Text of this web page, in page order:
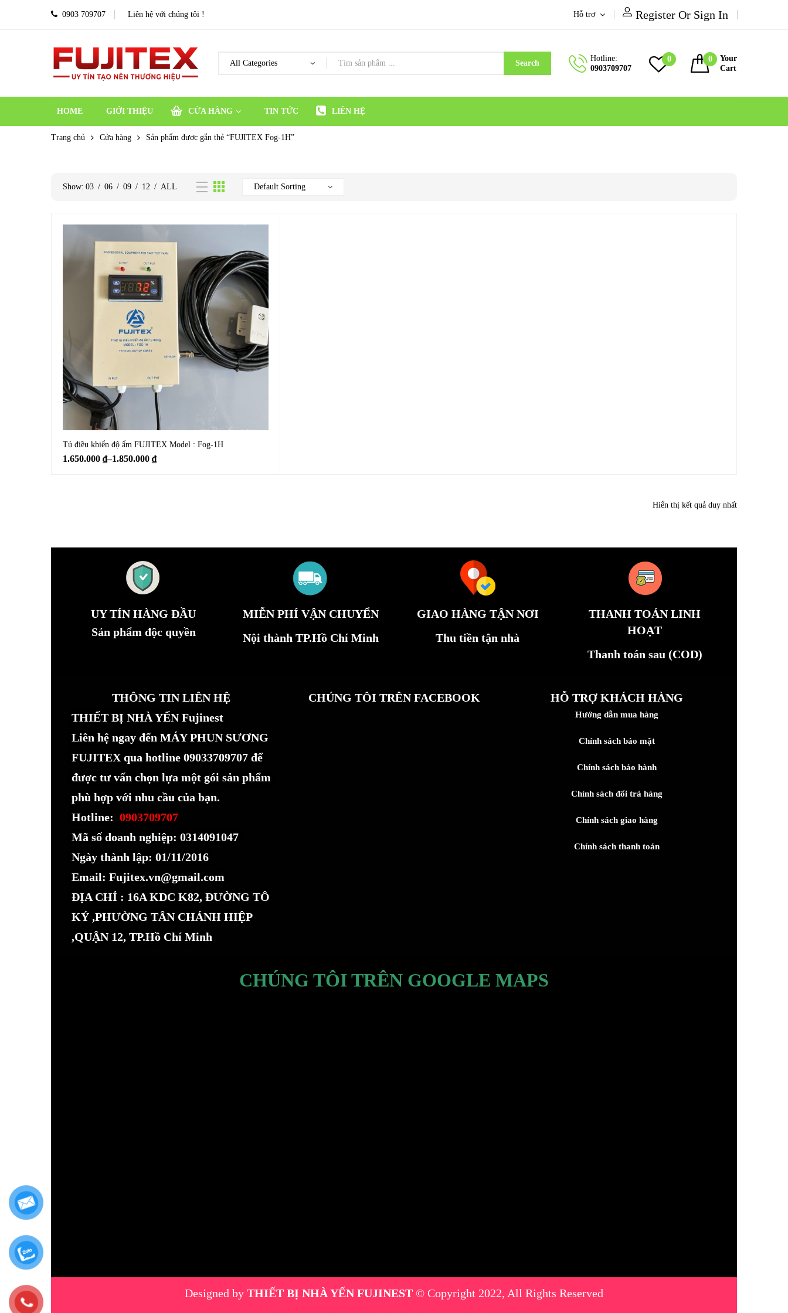
0903 709707 Liên hệ với chúng tôi ! Hỗ trợ Register Or Sign In
Search
Hotline:
0903709707
0 0
Your
Cart
HOME GIỚI THIỆU CỬA HÀNG TIN TỨC LIÊN HỆ
Trang chủ Cửa hàng Sản phẩm được gắn thẻ “FUJITEX Fog-1H”
Show: 03 / 06 / 09 / 12 / ALL
Tủ điều khiển độ ẩm FUJITEX Model : Fog-1H
1.650.000 ₫–1.850.000 ₫
Hiển thị kết quả duy nhất
UY TÍN HÀNG ĐẦU
Sản phẩm độc quyền
MIỄN PHÍ VẬN CHUYỂN
Nội thành TP.Hồ Chí Minh
GIAO HÀNG TẬN NƠI
Thu tiền tận nhà
THANH TOÁN LINH
HOẠT
Thanh toán sau (COD)
THÔNG TIN LIÊN HỆ
THIẾT BỊ NHÀ YẾN Fujinest
Liên hệ ngay đến MÁY PHUN SƯƠNG
FUJITEX qua hotline 09033709707 để
được tư vấn chọn lựa một gói sản phẩm
phù hợp với nhu cầu của bạn.
Hotline: 0903709707
Mã số doanh nghiệp: 0314091047
Ngày thành lập: 01/11/2016
Email: Fujitex.vn@gmail.com
ĐỊA CHỈ : 16A KDC K82, ĐƯỜNG TÔ
KÝ ,PHƯỜNG TÂN CHÁNH HIỆP
,QUẬN 12, TP.Hồ Chí Minh
CHÚNG TÔI TRÊN FACEBOOK HỖ TRỢ KHÁCH HÀNG
Hướng dẫn mua hàng
Chính sách bảo mật
Chính sách bảo hành
Chính sách đổi trả hàng
Chính sách giao hàng
Chính sách thanh toán
CHÚNG TÔI TRÊN GOOGLE MAPS
Designed by THIẾT BỊ NHÀ YẾN FUJINEST © Copyright 2022, All Rights Reserved